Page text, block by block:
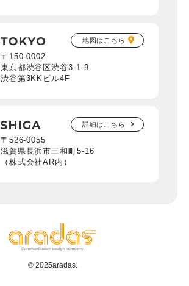
地図はこちら
〒150-0002
東京都渋谷区渋谷3-1-9
渋谷第3KKビル4F
詳細はこちら
〒526-0055
滋賀県長浜市三和町5-16
（株式会社AR内）
© 2025aradas.